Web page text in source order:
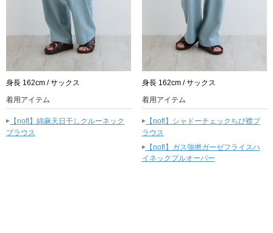
身長 162cm / サックス
着用アイテム
▸ 【nofl】綿麻天日干しクルーネック
ブラウス
身長 162cm / サックス
着用アイテム
▸【nofl】シャドーチェックちび襟ブ
ラウス
▸【nofl】ガス強撚ガーゼフライスハ
イネックプルオーバー